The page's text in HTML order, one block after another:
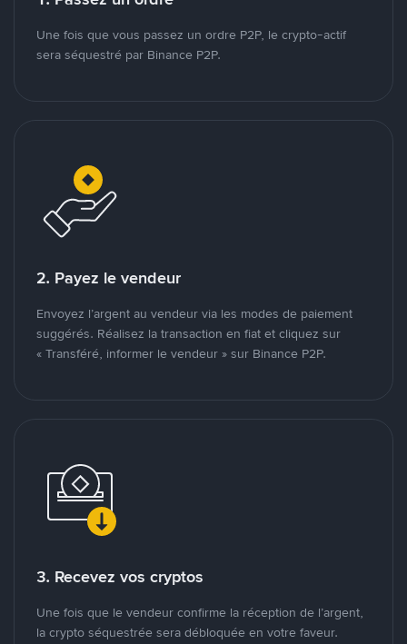
Une fois que vous passez un ordre P2P, le crypto-actif
sera séquestré par Binance P2P.
2. Payez le vendeur
Envoyez l’argent au vendeur via les modes de paiement
suggérés. Réalisez la transaction en fiat et cliquez sur
« Transféré, informer le vendeur » sur Binance P2P.
3. Recevez vos cryptos
Une fois que le vendeur confirme la réception de l’argent,
la crypto séquestrée sera débloquée en votre faveur.